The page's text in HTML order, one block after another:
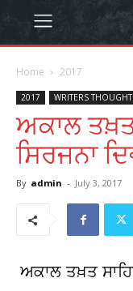
Home 2017
2017 WRITERS
ਅਕਾਲ ਤਖ਼ਤ
ਸਿਰਜਨਾ
By admin - July 3, 2017
ਅਕਾਲ ਤਖ਼ਤ